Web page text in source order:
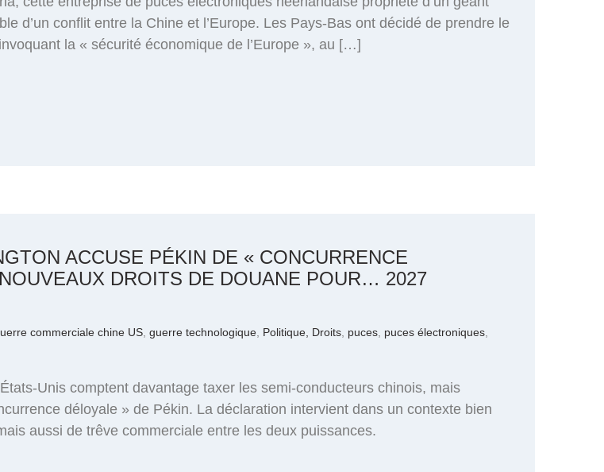
d’un conflit entre la Chine et l’Europe. Les Pays-Bas ont décidé de prendre le
la « sécurité économique de l’Europe », au […]
ACCUSE PÉKIN DE « CONCURRENCE
DROITS DE DOUANE POUR… 2027
commerciale chine US guerre technologique Politique, Droits puces puces électroniques
Unis comptent davantage taxer les semi-conducteurs chinois, mais
déloyale » de Pékin. La déclaration intervient dans un contexte bien
aussi de trêve commerciale entre les deux puissances.